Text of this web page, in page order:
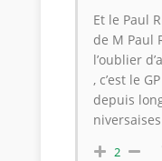
Et le Paul
de M Paul
l’oublier
, c’est le
depuis
2